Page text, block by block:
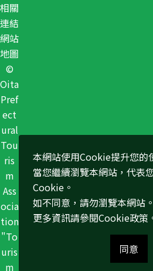
相關
連結
網站
地圖
©
Oita
Pref
ect
ural
Tou
ris
m
Ass
ocia
tion
"To
uris
m
本網站使用Cookie提升您的
當您繼續瀏覽本網站，代表
Cookie。
如不同意，請勿瀏覽本網站。
更多資訊請參閱Cookie政策
同意